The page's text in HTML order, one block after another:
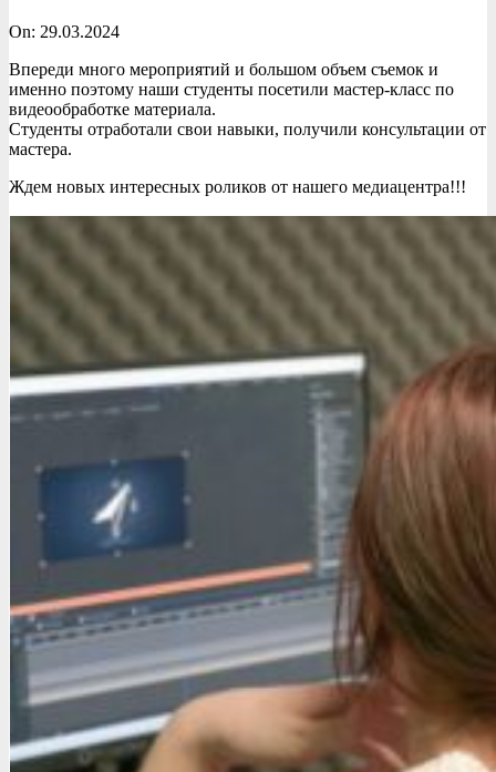
On: 29.03.2024
Впереди много мероприятий и большом объем съемок и
именно поэтому наши студенты посетили мастер-класс по
видеообработке материала.
Студенты отработали свои навыки, получили консультации от
мастера.
Ждем новых интересных роликов от нашего медиацентра!!!